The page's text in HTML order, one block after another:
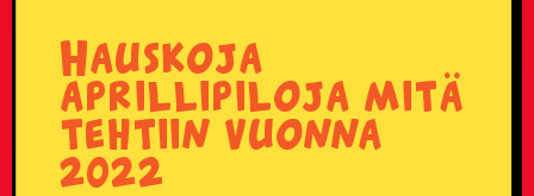
Niilo22 vitsit
Parisuhdevitsit
Pieruvitsit
Hauskoja
aprillipiloja mitä
tehtiin vuonna
2022